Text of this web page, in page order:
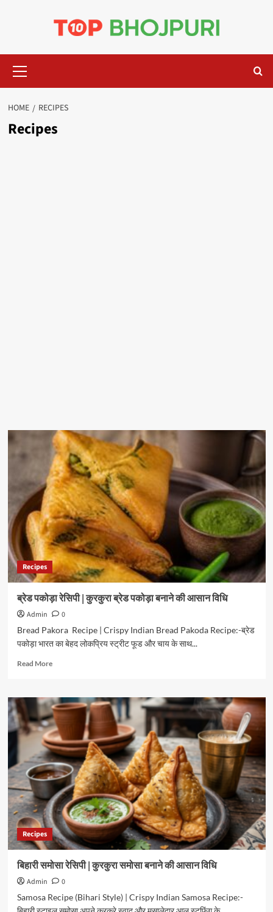
Menu
HOME RECIPES
Recipes
Recipes
ब्रेड पकोड़ा रेसिपी | कुरकुरा ब्रेड पकोड़ा बनाने की आसान विधि
Admin
0
Bread Pakora Recipe | Crispy Indian Bread Pakoda Recipe:-ब्रेड
पकोड़ा भारत का बेहद लोकप्रिय स्ट्रीट फूड और चाय के साथ...
Read MoreRead
ब्रेड
पकोड़ा
रेसिपी
|
कुरकुरा
ब्रेड
पकोड़ा
बनाने
की
आसान
विधि
Recipes
बिहारी समोसा रेसिपी | कुरकुरा समोसा बनाने की आसान विधि
Admin
0
Samosa Recipe (Bihari Style) | Crispy Indian Samosa Recipe:-